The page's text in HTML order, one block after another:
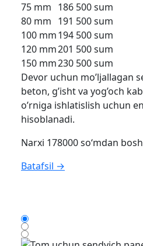
75 mm 186 500 sum
80 mm 191 500 sum
100 mm194 500 sum
120 mm201 500 sum
150 mm230 500 sum
Devor uchun mo’ljallagan
beton, g’isht va yog’och
o’rniga ishlatislish uchun
hisoblanadi.
Narxi 178000 so‘mdan
Batafsil →